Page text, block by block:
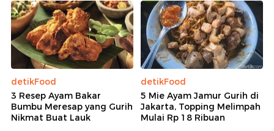
detikFood
3 Resep Ayam Bakar
Bumbu Meresap yang Gurih
Nikmat Buat Lauk
detikFood
5 Mie Ayam Jamur Gurih di
Jakarta, Topping Melimpah
Mulai Rp 18 Ribuan